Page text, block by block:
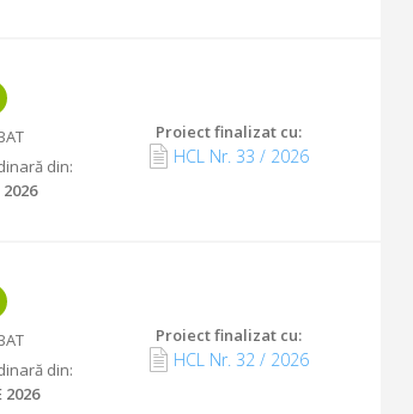
din:
Proiect finalizat cu:
HCL Nr. 33 / 2026
din:
2026
Proiect finalizat cu:
HCL Nr. 32 / 2026